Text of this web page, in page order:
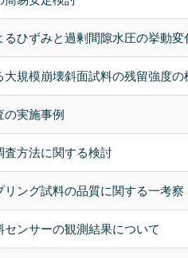
ひずみと過剰間隙水圧の挙動変
規模崩壊斜面試料の残留強度の
の実施事例
査方法に関する検討
ング試料の品質に関する一考察
ンサーの観測結果について